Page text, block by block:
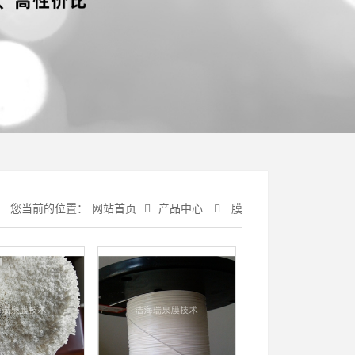
您当前的位置： 网站首页 产品中心 膜